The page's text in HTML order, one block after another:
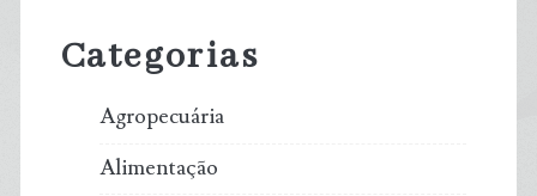
Categorias
Agropecuária
Alimentação